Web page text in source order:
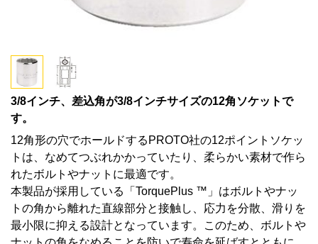
3/8インチ、差込角が3/8インチサイズの12角ソケットで
す。
12角形の穴でホールドするPROTO社の12ポイントソケッ
トは、なめてつぶれかかっていたり、柔らかい素材で作ら
れたボルトやナットに最適です。
本製品が採用している「TorquePlus ™」はボルトやナッ
トの角から離れた直線部分と接触し、応力を分散、滑りを
最小限に抑える設計となっています。このため、ボルトや